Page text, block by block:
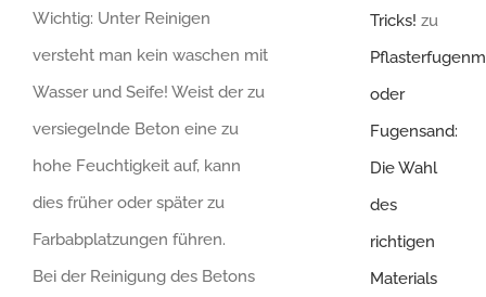
Wichtig: Unter Reinigen
versteht man kein waschen mit
Wasser und Seife! Weist der zu
versiegelnde Beton eine zu
hohe Feuchtigkeit auf, kann
dies früher oder später zu
Farbabplatzungen führen.
Bei der Reinigung des Betons
Tricks! zu
oder
Fugensand:
Die Wahl
des
richtigen
Materials